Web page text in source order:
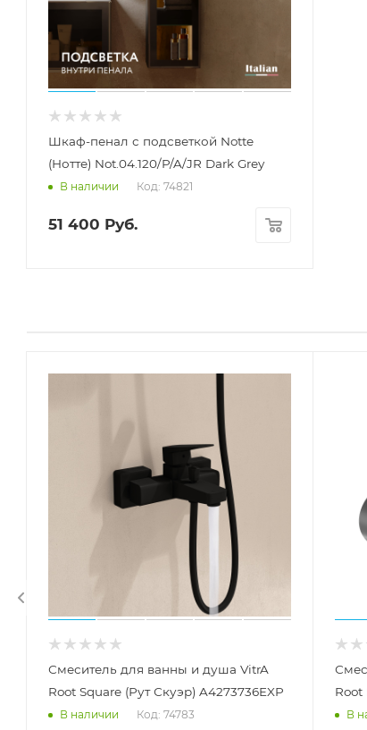
Шкаф-пенал с подсветкой Notte
(Нотте) Not.04.120/P/A/JR Dark Grey
В наличии Код: 74821
51 400 Руб.
Смеситель для ванны и душа VitrA
Root Square (Рут Скуэр) A4273736EXP
В наличии Код: 74783
Root
В